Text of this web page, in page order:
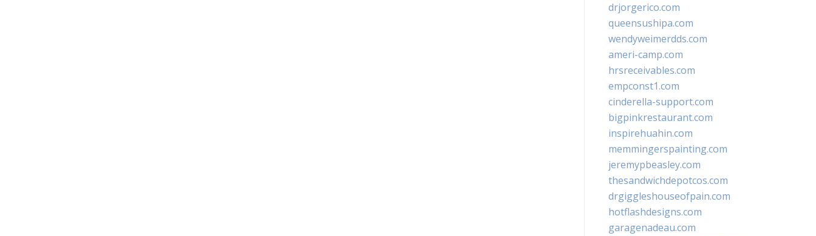
drjorgerico.com
queensushipa.com
wendyweimerdds.com
ameri-camp.com
hrsreceivables.com
empconst1.com
cinderella-support.com
bigpinkrestaurant.com
inspirehuahin.com
memmingerspainting.com
jeremypbeasley.com
thesandwichdepotcos.com
drgiggleshouseofpain.com
hotflashdesigns.com
garagenadeau.com